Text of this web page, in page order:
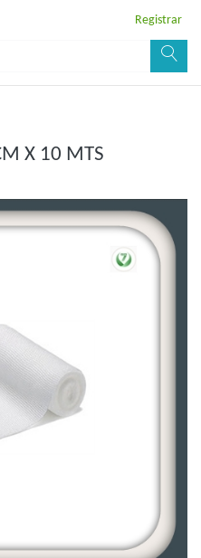
Registrar
X 10 MTS